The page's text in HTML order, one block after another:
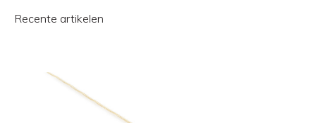
Recente artikelen